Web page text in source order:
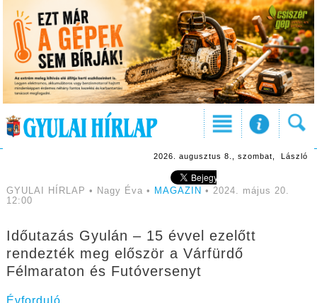
2026. augusztus 8., szombat, László
GYULAI HÍRLAP • Nagy Éva • MAGAZIN • 2024. május 20.
12:00
Időutazás Gyulán – 15 évvel ezelőtt
rendezték meg először a Várfürdő
Félmaraton és Futóversenyt